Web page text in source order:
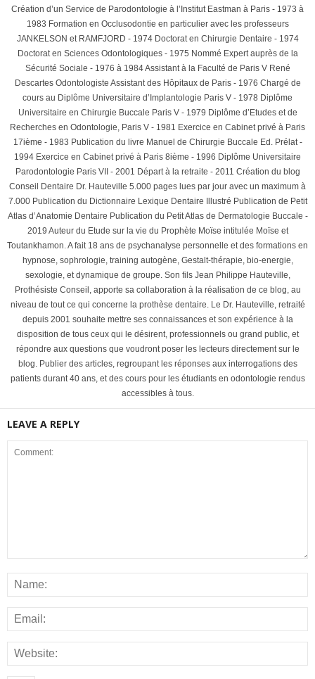
Création d’un Service de Parodontologie à l’Institut Eastman à Paris - 1973 à
1983 Formation en Occlusodontie en particulier avec les professeurs
JANKELSON et RAMFJORD - 1974 Doctorat en Chirurgie Dentaire - 1974
Doctorat en Sciences Odontologiques - 1975 Nommé Expert auprès de la
Sécurité Sociale - 1976 à 1984 Assistant à la Faculté de Paris V René
Descartes Odontologiste Assistant des Hôpitaux de Paris - 1976 Chargé de
cours au Diplôme Universitaire d’Implantologie Paris V - 1978 Diplôme
Universitaire en Chirurgie Buccale Paris V - 1979 Diplôme d’Etudes et de
Recherches en Odontologie, Paris V - 1981 Exercice en Cabinet privé à Paris
17ième - 1983 Publication du livre Manuel de Chirurgie Buccale Ed. Prélat -
1994 Exercice en Cabinet privé à Paris 8ième - 1996 Diplôme Universitaire
Parodontologie Paris VII - 2001 Départ à la retraite - 2011 Création du blog
Conseil Dentaire Dr. Hauteville 5.000 pages lues par jour avec un maximum à
7.000 Publication du Dictionnaire Lexique Dentaire Illustré Publication de Petit
Atlas d’Anatomie Dentaire Publication du Petit Atlas de Dermatologie Buccale -
2019 Auteur du Etude sur la vie du Prophète Moïse intitulée Moïse et
Toutankhamon. A fait 18 ans de psychanalyse personnelle et des formations en
hypnose, sophrologie, training autogène, Gestalt-thérapie, bio-energie,
sexologie, et dynamique de groupe. Son fils Jean Philippe Hauteville,
Prothésiste Conseil, apporte sa collaboration à la réalisation de ce blog, au
niveau de tout ce qui concerne la prothèse dentaire. Le Dr. Hauteville, retraité
depuis 2001 souhaite mettre ses connaissances et son expérience à la
disposition de tous ceux qui le désirent, professionnels ou grand public, et
répondre aux questions que voudront poser les lecteurs directement sur le
blog. Publier des articles, regroupant les réponses aux interrogations des
patients durant 40 ans, et des cours pour les étudiants en odontologie rendus
accessibles à tous.
LEAVE A REPLY